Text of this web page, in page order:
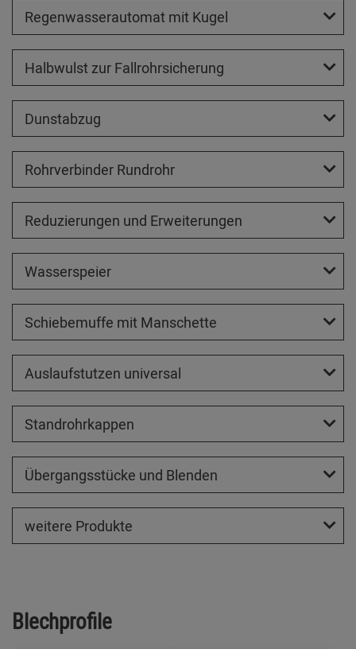
Regenwasserautomat mit Kugel
Halbwulst zur Fallrohrsicherung
Dunstabzug
Rohrverbinder Rundrohr
Reduzierungen und Erweiterungen
Wasserspeier
Schiebemuffe mit Manschette
Auslaufstutzen universal
Standrohrkappen
Übergangsstücke und Blenden
weitere Produkte
Blechprofile